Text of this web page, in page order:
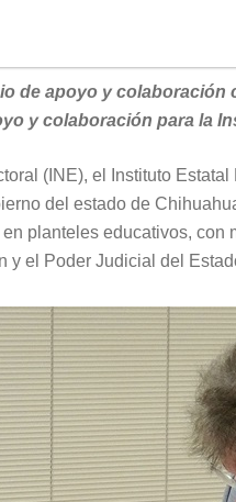
de apoyo y colaboración
y colaboración para la
(INE), el Instituto
del estado de
planteles educativos,
y el Poder Judicial del